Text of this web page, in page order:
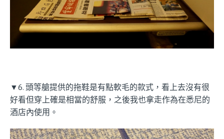
▼6. 頭等艙提供的拖鞋是有點軟毛的款式，看上去沒有很
好看但穿上確是相當的舒服，之後我也拿走作為在悉尼的
酒店內使用。